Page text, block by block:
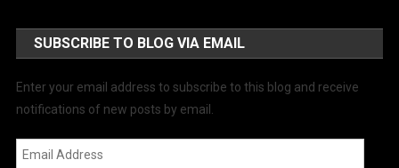
SUBSCRIBE TO BLOG VIA EMAIL
Enter your email address to subscribe to this blog and receive
notifications of new posts by email.
Email